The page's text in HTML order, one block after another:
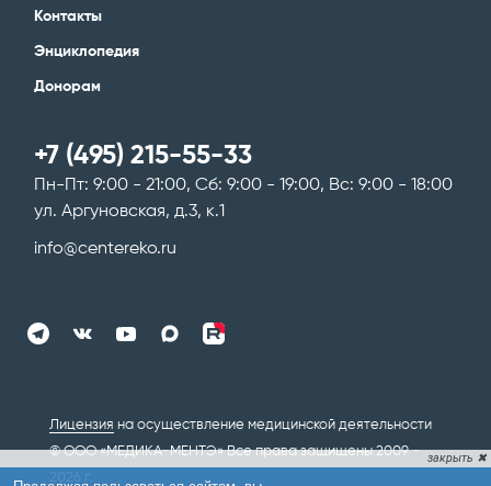
Контакты
Энциклопедия
Донорам
+7 (495) 215-55-33
Пн-Пт: 9:00 - 21:00, Сб: 9:00 - 19:00, Вс: 9:00 - 18:00
ул. Аргуновская, д.3, к.1
info@centereko.ru
Лицензия на осуществление медицинской деятельности
© ООО «МЕДИКА-МЕНТЭ» Все права защищены 2009 -